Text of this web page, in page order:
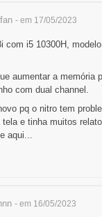
- em 17/05/2023
com i5 10300H,
aumentar a memória
com dual channel.
pq o nitro tem
e tinha muitos
aqui...
- em 16/05/2023